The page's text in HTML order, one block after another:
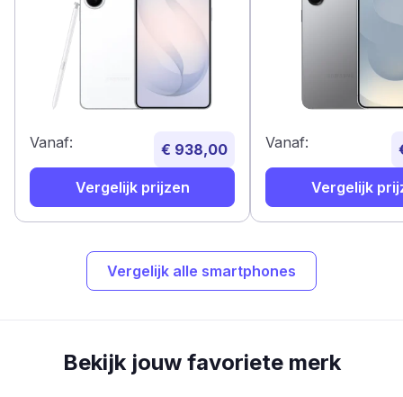
Vanaf: € 938,00
Vergelijk prijzen
Vanaf:
Vergelijk
Vergelijk alle smartphones
Bekijk jouw favoriete merk